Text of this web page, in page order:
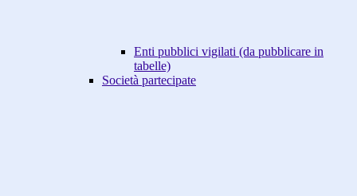
Enti pubblici vigilati (da pubblicare in
tabelle)
Società partecipate